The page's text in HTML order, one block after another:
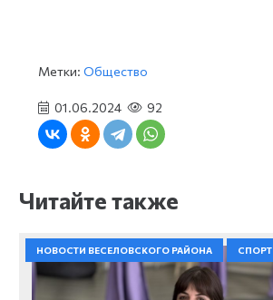
Метки: Общество
01.06.2024 92
Читайте также
НОВОСТИ ВЕСЕЛОВСКОГО РАЙОНА СПОРТ